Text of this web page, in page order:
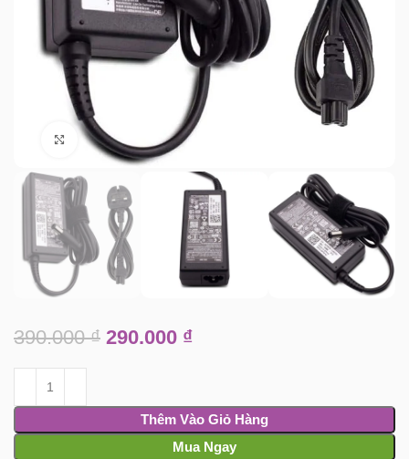
Click to enlarge
390.000₫ 290.000 ₫
Thêm Vào Giỏ Hàng
Mua Ngay